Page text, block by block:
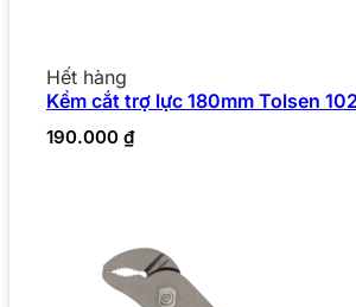
Hết hàng
Kềm cắt trợ lực 180mm Tolsen
190.000 ₫